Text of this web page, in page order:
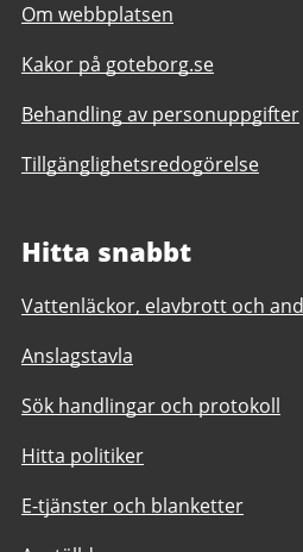
Om webbplatsen
Kakor på goteborg.se
Behandling av personuppgifter
Tillgänglighetsredogörelse
Hitta snabbt
Vattenläckor, elavbrott och
Anslagstavla
Sök handlingar och protokoll
Hitta politiker
E-tjänster och blanketter